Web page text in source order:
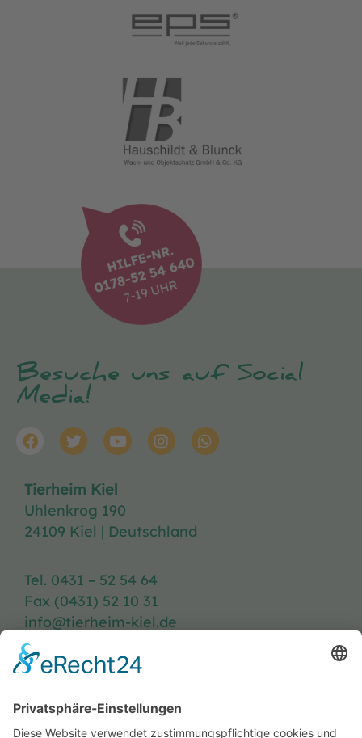
Besuche uns auf Social
Media!
Tierheim Kiel
Uhlenkrog 190
24109 Kiel | Deutschland
Tel. 0431 – 52 54 64
Fax (0431) 52 10 31
info@tierheim-kiel.de
Spenden
Kontakt & Anfahrt